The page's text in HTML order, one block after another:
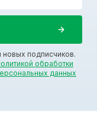
подписчиков.
обработки
данных